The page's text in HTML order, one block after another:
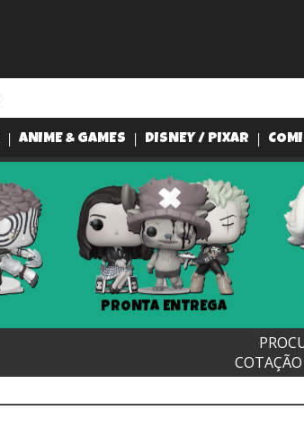
ANIME & GAMES DISNEY / PIXAR
PRONTA ENTREGA
COTAÇÃO